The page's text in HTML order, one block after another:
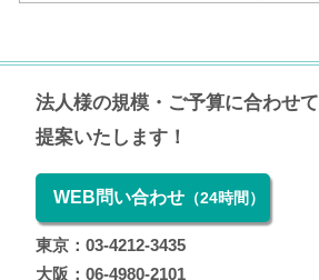
法人様の規模・ご予算に合わせて
提案いたします！
WEB問い合わせ （24時間）
東京：03-4212-3435
大阪：06-4980-2101